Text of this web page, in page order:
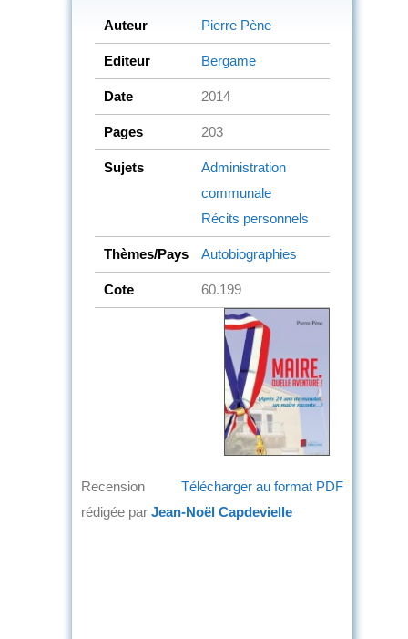
Auteur Pierre Pène
Editeur Bergame
Date 2014
Pages 203
Sujets
Administration
communale
Récits personnels
Thèmes/Pays Autobiographies
Cote 60.199
Télécharger au format PDF
Recension
rédigée par Jean-Noël Capdevielle